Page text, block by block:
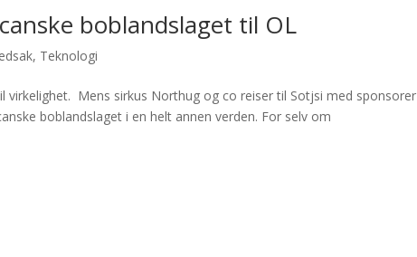
boblandslaget til OL
, Teknologi
Mens sirkus Northug og co reiser til Sotjsi med sponsorer
boblandslaget i en helt annen verden. For selv om